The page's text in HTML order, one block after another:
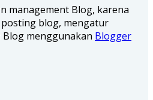
management Blog, karena
blog, mengatur
menggunakan Blogger